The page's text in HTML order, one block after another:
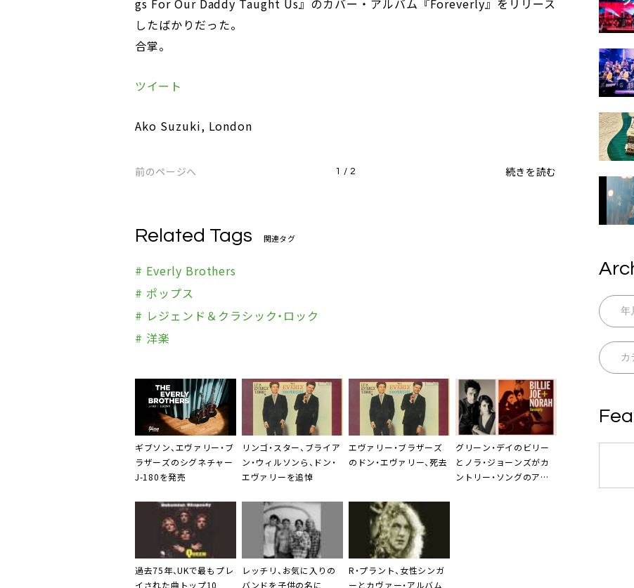
gs For Our Daddy Taught Us』のカバー・アルバム『Foreverly』をリリース
したばかりだった。
合掌。
ツイート
Ako Suzuki, London
前のページへ 1 / 2 続きを読む
Related Tags 関連タグ
# Everly Brothers
# ポップス
# レジェンド＆クラシック・ロック
# 洋楽
ギブソン、 エヴァリー・ブ
ラザーズのシグネチャー
J-180を発売
リンゴ・スター、 ブライア
ン・ウィルソン ら、 ドン・
エヴァリーを追悼
エヴァリー・ブラザーズ
の ドン・エヴァリー、死去
グリーン・デイ のビリー
と ノラ・ジョーンズがカ
ントリー・ソングのアル
過去75年、UKで最もプレ
イされた曲 トップ10
レッチリ、お気に入りの
バンドを子供の名に
R・プラント、女性シンガ
ーとカヴァー・アルバム